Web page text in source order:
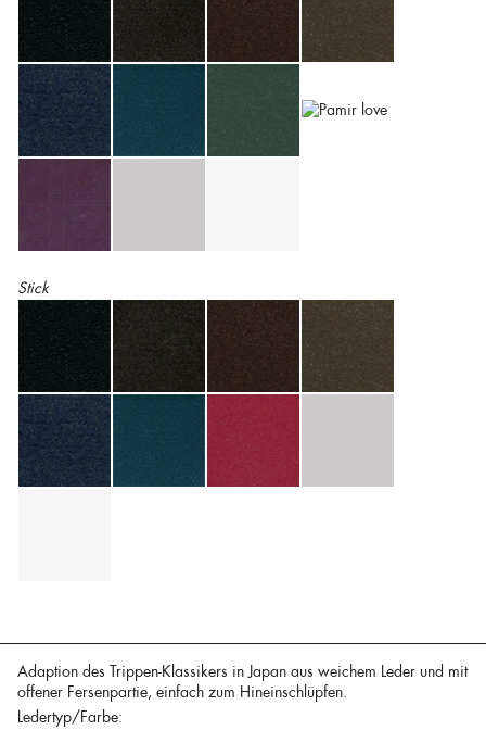
Stick
Adaption des Trippen-Klassikers in Japan aus weichem Leder und mit
offener Fersenpartie, einfach zum Hineinschlüpfen.
Ledertyp/Farbe: